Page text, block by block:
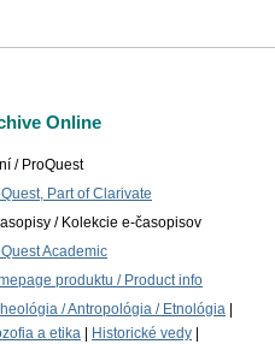
Online
/ ProQuest
Part of Clarivate
/ Kolekcie e-časopisov
Academic
produktu / Product info
/ Antropológia / Etnológia
a etika
Historické vedy